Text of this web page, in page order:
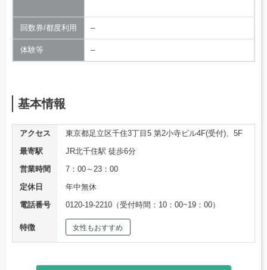
回数券/都度利用 –
体験等 –
基本情報
アクセス
東京都足立区千住3丁目5 第2小寺ビル4F(受付)、5F
最寄駅
JR北千住駅 徒歩6分
営業時間
7：00～23：00
定休日
年中無休
電話番号
0120-19-2210（受付時間：10：00~19：00）
特徴 女性もおすすめ